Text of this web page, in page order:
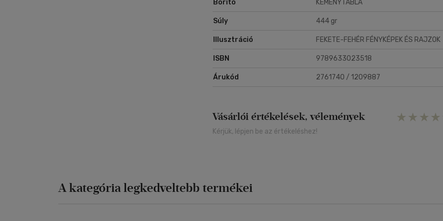
Borító KEMÉNYTÁBLA
Súly 444 gr
Illusztráció FEKETE-FEHÉR FÉNYKÉPEK ÉS RAJZOK
ISBN 9789633023518
Árukód 2761740 / 1209887
Vásárlói értékelések, vélemények
Kérjük, lépjen be az értékeléshez!
A kategória legkedveltebb termékei